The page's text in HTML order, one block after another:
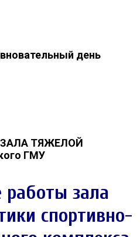
день
ТЯЖЕЛОЙ
ГМУ
работы зала
спортивно-